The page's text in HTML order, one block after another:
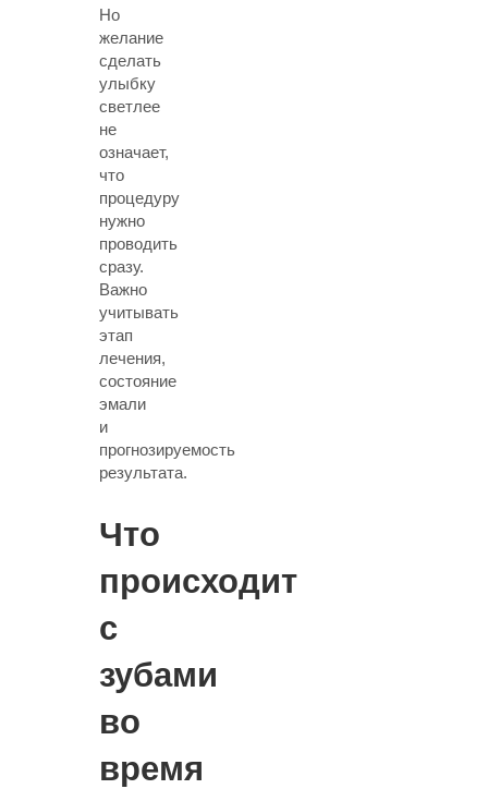
Но
желание
сделать
улыбку
светлее
не
означает,
что
процедуру
нужно
проводить
сразу.
Важно
учитывать
этап
лечения,
состояние
эмали
и
прогнозируемость
результата.
Что
происходит
с
зубами
во
время